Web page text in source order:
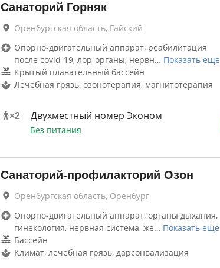
Санаторий Горняк
Оренбургская область, Гайский
Опорно-двигательный аппарат, реабилитация
после covid-19, лор-органы, нервн… Показать еще
Крытый плавательный бассейн
Лечебная грязь, озонотерапия, магнитотерапия
×2 Двухместный номер Эконом
Без питания
Санаторий-профилакторий Озон
Оренбургская область, Оренбург
Опорно-двигательный аппарат, органы дыхания,
гинекология, нервная система, же… Показать еще
Бассейн
Климат, лечебная грязь, дарсонвализация